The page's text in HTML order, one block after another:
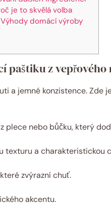
je to skvělá volba
domácí výroby
paštiku z vepřového
a jemné konzistence. Zde
plece nebo bůčku, který
texturu a charakteristickou
zvýrazní chuť.
akcentu.